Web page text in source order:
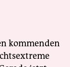
kommenden